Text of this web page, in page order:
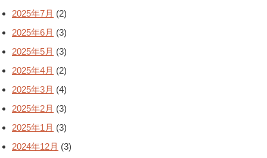
2025年7月 (2)
2025年6月 (3)
2025年5月 (3)
2025年4月 (2)
2025年3月 (4)
2025年2月 (3)
2025年1月 (3)
2024年12月 (3)